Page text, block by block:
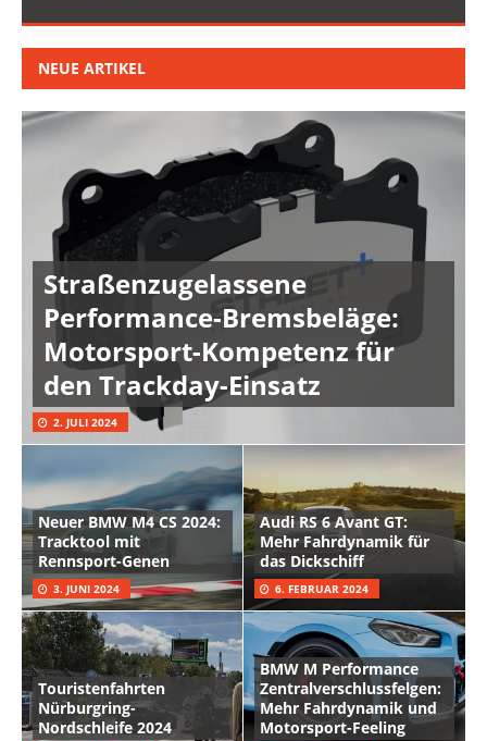
NEUE ARTIKEL
Straßenzugelassene
Performance-Bremsbeläge:
Motorsport-Kompetenz für
den Trackday-Einsatz
2. JULI 2024
Neuer BMW M4 CS 2024:
Tracktool mit
Rennsport-Genen
3. JUNI 2024
Audi RS 6 Avant GT:
Mehr Fahrdynamik für
das Dickschiff
6. FEBRUAR 2024
Touristenfahrten
Nürburgring-
Nordschleife 2024
BMW M Performance
Zentralverschlussfelgen:
Mehr Fahrdynamik und
Motorsport-Feeling